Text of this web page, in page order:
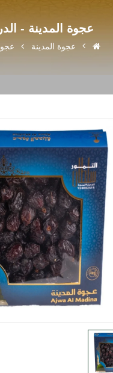
عجوة المدينة - الدرجة
عجوة المدينة عجوة
طالع الاسمري
شكر قمه في الرقي والذوق
واسعدني التعامل معكم
الله خير الجزاء وبارك
وللمسلمين والمسلمات